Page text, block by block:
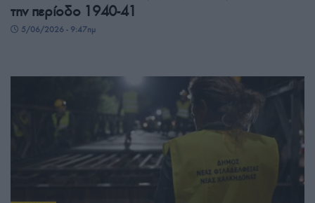
την περίοδο 1940-41
5/06/2026 - 9:47πμ